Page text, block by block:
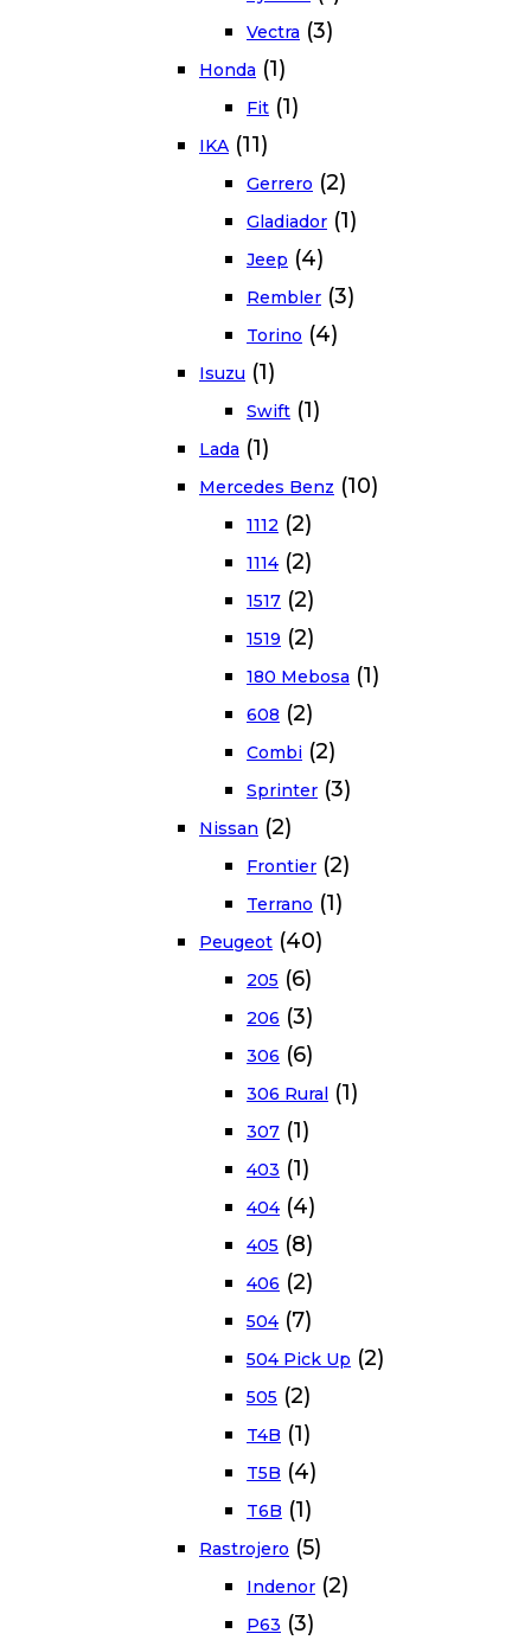
Vectra (3)
Honda (1)
Fit (1)
IKA (11)
Gerrero (2)
Gladiador (1)
Jeep (4)
Rembler (3)
Torino (4)
Isuzu (1)
Swift (1)
Lada (1)
Mercedes Benz (10)
1112 (2)
1114 (2)
1517 (2)
1519 (2)
180 Mebosa (1)
608 (2)
Combi (2)
Sprinter (3)
Nissan (2)
Frontier (2)
Terrano (1)
Peugeot (40)
205 (6)
206 (3)
306 (6)
306 Rural (1)
307 (1)
403 (1)
404 (4)
405 (8)
406 (2)
504 (7)
504 Pick Up (2)
505 (2)
T4B (1)
T5B (4)
T6B (1)
Rastrojero (5)
Indenor (2)
P63 (3)